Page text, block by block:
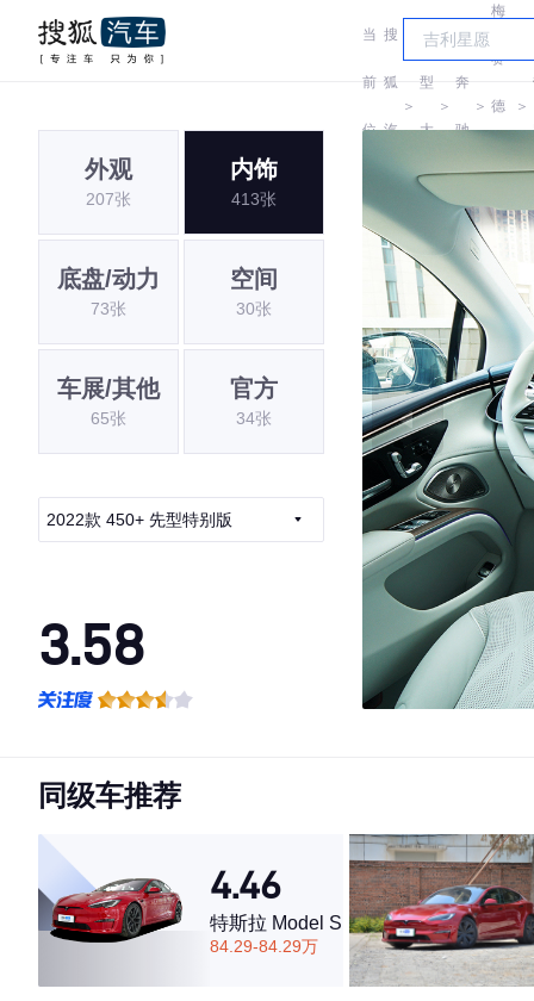
当
前
位
搜
狐
汽
＞
车
型
大
全
＞
奔
驰
＞
梅
赛
德 ＞
外观
207张
内饰
413张
底盘/动力
73张
空间
30张
车展/其他
65张
官方
34张
2022款 450+ 先型特别版
3.58
·空间表现一般，低于92%同级车
同级车推荐
4.46
特斯拉 Model S
84.29-84.29万